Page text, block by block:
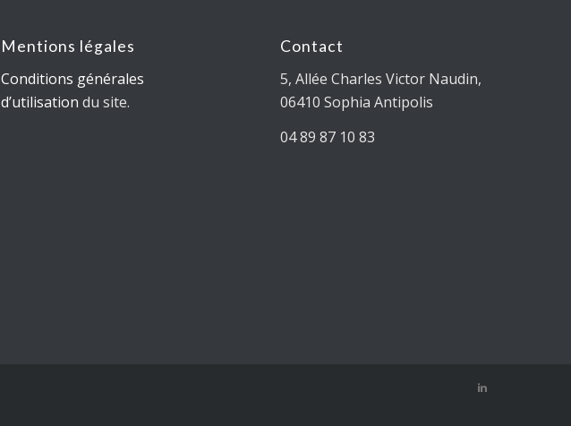
Mentions légales
Conditions générales
d’utilisation du site.
Contact
5, Allée Charles Victor Naudin,
06410 Sophia Antipolis
04 89 87 10 83